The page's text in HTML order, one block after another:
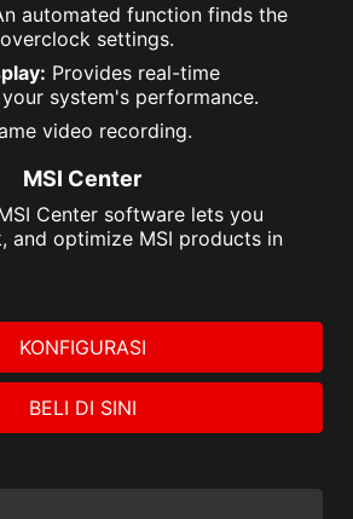
automated function finds the
settings.
Provides real-time
system's performance.
video recording.
MSI Center
Center software lets you
and optimize MSI products in
KONFIGURASI
BELI DI SINI